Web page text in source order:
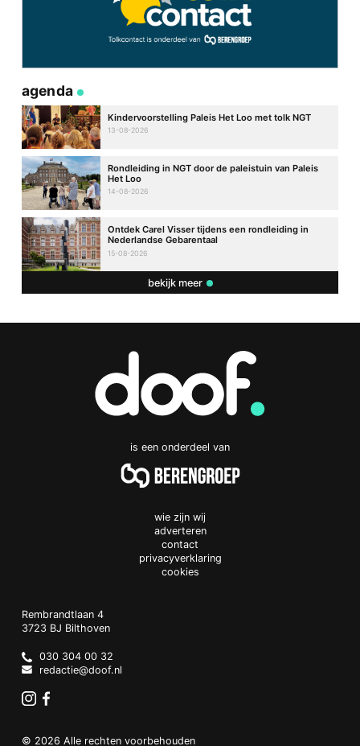
agenda
Kindervoorstelling Paleis Het Loo met tolk NGT
13-08-2026
Rondleiding in NGT door de paleistuin van Paleis
Het Loo
14-08-2026
Ontdek Carel Visser tijdens een rondleiding in
Nederlandse Gebarentaal
15-08-2026
bekijk meer
is een onderdeel van
wie zijn wij
adverteren
contact
privacyverklaring
cookies
Doof.nl
work
Rembrandtlaan 4
3723 BJ Bilthoven
Netherlands
030 304 00 32
redactie@doof.nl
© 2026 Alle rechten voorbehouden